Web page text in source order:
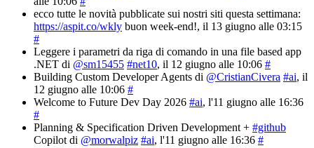
ecco tutte le novità pubblicate sui nostri siti questa settimana:
https://aspit.co/wkly buon week-end!, il 13 giugno alle 03:15
#
Leggere i parametri da riga di comando in una file based app
.NET di @sm15455 #net10, il 12 giugno alle 10:06 #
Building Custom Developer Agents di @CristianCivera #ai, il
12 giugno alle 10:06 #
Welcome to Future Dev Day 2026 #ai, l'11 giugno alle 16:36
#
Planning & Specification Driven Development + #github
Copilot di @morwalpiz #ai, l'11 giugno alle 16:36 #